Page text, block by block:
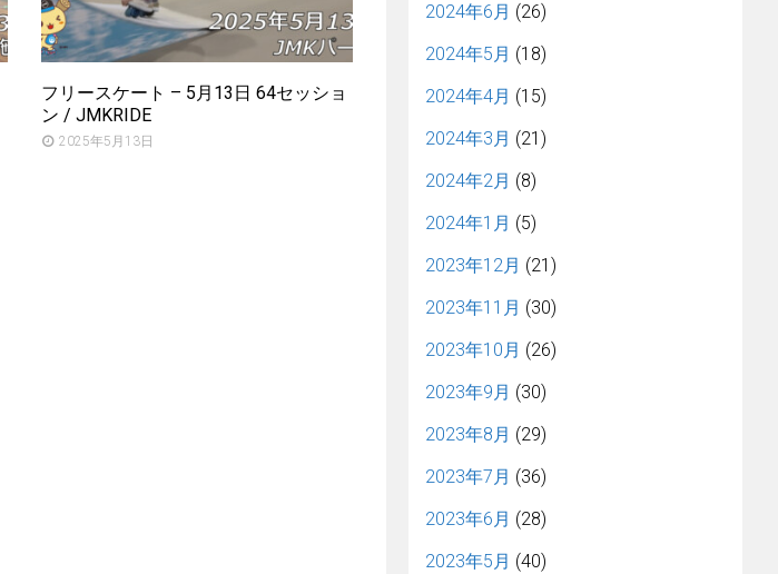
フリースケート – 5月13日 64セッショ
ン / JMKRIDE
2025年5月13日
2024年6月 (26)
2024年5月 (18)
2024年4月 (15)
2024年3月 (21)
2024年2月 (8)
2024年1月 (5)
2023年12月 (21)
2023年11月 (30)
2023年10月 (26)
2023年9月 (30)
2023年8月 (29)
2023年7月 (36)
2023年6月 (28)
2023年5月 (40)